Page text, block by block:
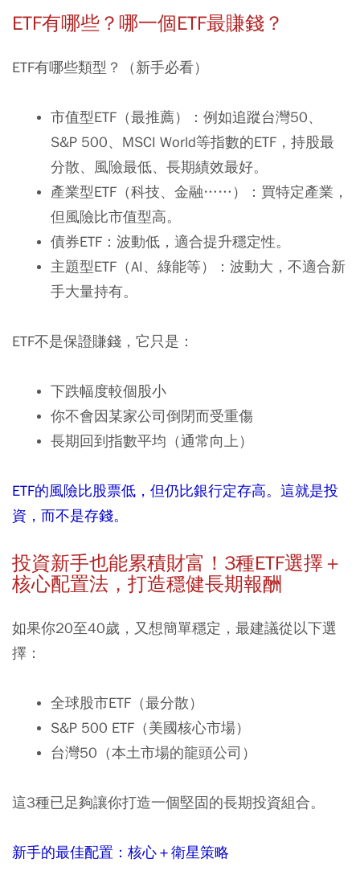
ETF有哪些？哪一個ETF最賺錢？
ETF有哪些類型？（新手必看）
市值型ETF（最推薦）：例如追蹤台灣50、
S&P 500、MSCI World等指數的ETF，持股最
分散、風險最低、長期績效最好。
產業型ETF（科技、金融……）：買特定產業，
但風險比市值型高。
債券ETF：波動低，適合提升穩定性。
主題型ETF（AI、綠能等）：波動大，不適合新
手大量持有。
ETF不是保證賺錢，它只是：
下跌幅度較個股小
你不會因某家公司倒閉而受重傷
長期回到指數平均（通常向上）
ETF的風險比股票低，但仍比銀行定存高。這就是投
資，而不是存錢。
投資新手也能累積財富！ 3種ETF選擇＋
核心配置法，打造穩健長期報酬
如果你20至40歲，又想簡單穩定，最建議從以下選
擇：
全球股市ETF（最分散）
S&P 500 ETF（美國核心市場）
台灣50 （本土市場的龍頭公司）
這3種已足夠讓你打造一個堅固的長期投資組合。
新手的最佳配置：核心＋衛星策略